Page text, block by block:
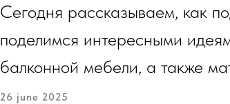
Сегодня рассказываем, как
поделимся интересными
балконной мебели, а также
26 june 2025